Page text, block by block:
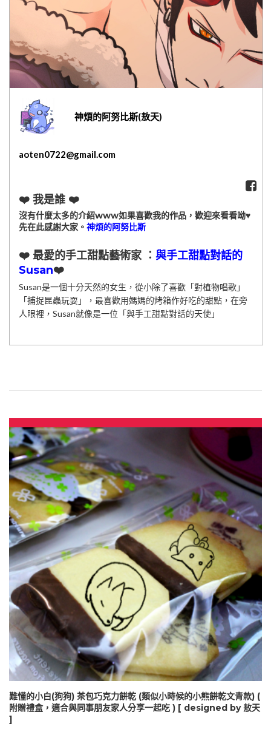
註冊
神煩的阿努比斯(敖天)
aoten0722@gmail.com
❤️ 我是誰 ❤️
沒有什麼太多的介紹www如果喜歡我的作品，歡迎來看看呦♥
先在此感謝大家。 神煩的阿努比斯
❤️ 最愛的手工甜點藝術家 ： 與手工甜點對話的
Susan❤️
Susan是一個十分天然的女生，從小除了喜歡「對植物唱歌」
「捕捉昆蟲玩耍」，最喜歡用媽媽的烤箱作好吃的甜點，在旁
人眼裡，Susan就像是一位「與手工甜點對話的天使」
難懂的小白(狗狗) 茶包巧克力餅乾 (類似小時候的小熊餅乾文青款) (
附贈禮盒，適合與同事朋友家人分享一起吃 ) [ designed by 敖天
]